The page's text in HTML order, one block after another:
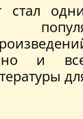
стал
но и